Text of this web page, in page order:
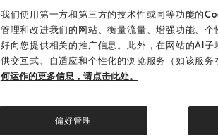
我们使用第一方和第三方的技术性或同等功能的
管理和改进我们的网站、衡量流量、增强功能、
好向您提供相关的推广信息。此外，在网站的AI
供交互式、自适应和个性化的浏览服务（如该服务
何运作的更多信息，请点击此处。
偏好管理